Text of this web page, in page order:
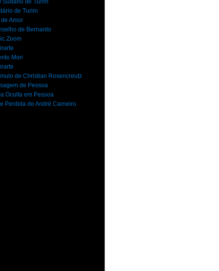
de Turim
Amor
de Bernardo
Zoom
Mori
de Christian Rosencreutz
de Pessoa
Oculta em Pessoa
Perdida de André Carneiro